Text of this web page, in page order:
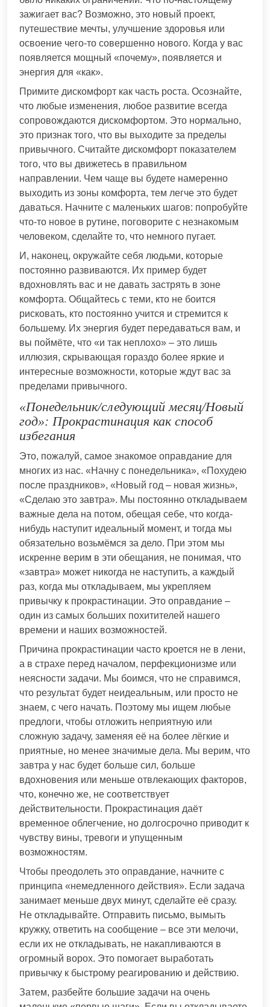
зажигает вас? Возможно, это новый проект,
путешествие мечты, улучшение здоровья или
освоение чего-то совершенно нового. Когда у вас
появляется мощный «почему», появляется и
энергия для «как».
Примите дискомфорт как часть роста. Осознайте,
что любые изменения, любое развитие всегда
сопровождаются дискомфортом. Это нормально,
это признак того, что вы выходите за пределы
привычного. Считайте дискомфорт показателем
того, что вы движетесь в правильном
направлении. Чем чаще вы будете намеренно
выходить из зоны комфорта, тем легче это будет
даваться. Начните с маленьких шагов: попробуйте
что-то новое в рутине, поговорите с незнакомым
человеком, сделайте то, что немного пугает.
И, наконец, окружайте себя людьми, которые
постоянно развиваются. Их пример будет
вдохновлять вас и не давать застрять в зоне
комфорта. Общайтесь с теми, кто не боится
рисковать, кто постоянно учится и стремится к
большему. Их энергия будет передаваться вам, и
вы поймёте, что «и так неплохо» – это лишь
иллюзия, скрывающая гораздо более яркие и
интересные возможности, которые ждут вас за
пределами привычного.
«Понедельник/следующий месяц/Новый
год»: Прокрастинация как способ
избегания
Это, пожалуй, самое знакомое оправдание для
многих из нас. «Начну с понедельника», «Похудею
после праздников», «Новый год – новая жизнь»,
«Сделаю это завтра». Мы постоянно откладываем
важные дела на потом, обещая себе, что когда-
нибудь наступит идеальный момент, и тогда мы
обязательно возьмёмся за дело. При этом мы
искренне верим в эти обещания, не понимая, что
«завтра» может никогда не наступить, а каждый
раз, когда мы откладываем, мы укрепляем
привычку к прокрастинации. Это оправдание –
один из самых больших похитителей нашего
времени и наших возможностей.
Причина прокрастинации часто кроется не в лени,
а в страхе перед началом, перфекционизме или
неясности задачи. Мы боимся, что не справимся,
что результат будет неидеальным, или просто не
знаем, с чего начать. Поэтому мы ищем любые
предлоги, чтобы отложить неприятную или
сложную задачу, заменяя её на более лёгкие и
приятные, но менее значимые дела. Мы верим, что
завтра у нас будет больше сил, больше
вдохновения или меньше отвлекающих факторов,
что, конечно же, не соответствует
действительности. Прокрастинация даёт
временное облегчение, но долгосрочно приводит к
чувству вины, тревоги и упущенным
возможностям.
Чтобы преодолеть это оправдание, начните с
принципа «немедленного действия». Если задача
занимает меньше двух минут, сделайте её сразу.
Не откладывайте. Отправить письмо, вымыть
кружку, ответить на сообщение – все эти мелочи,
если их не откладывать, не накапливаются в
огромный ворох. Это помогает выработать
привычку к быстрому реагированию и действию.
Затем, разбейте большие задачи на очень